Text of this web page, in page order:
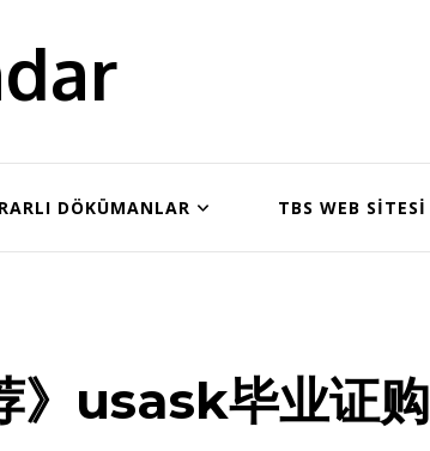
DÖKÜMANLAR TBS WEB SİTESİ
》usask毕业证购